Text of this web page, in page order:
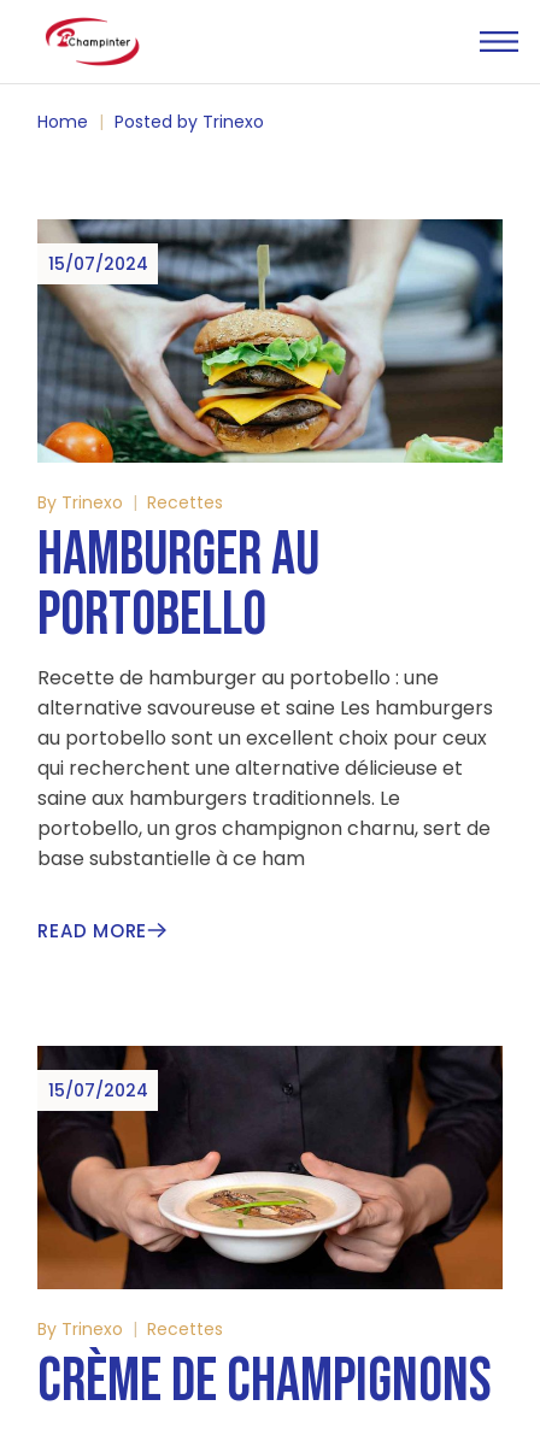
Home Posted by Trinexo
15/07/2024
By Trinexo Recettes
HAMBURGER AU
PORTOBELLO
Recette de hamburger au portobello : une
alternative savoureuse et saine Les hamburgers
au portobello sont un excellent choix pour ceux
qui recherchent une alternative délicieuse et
saine aux hamburgers traditionnels. Le
portobello, un gros champignon charnu, sert de
base substantielle à ce ham
READ MORE
15/07/2024
By Trinexo Recettes
CRÈME DE CHAMPIGNONS